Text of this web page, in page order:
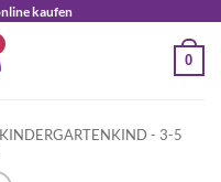
kaufen
0
KINDERGARTENKIND - 3-5